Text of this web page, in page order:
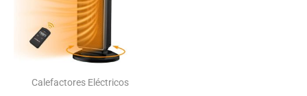
Calefactores Eléctricos